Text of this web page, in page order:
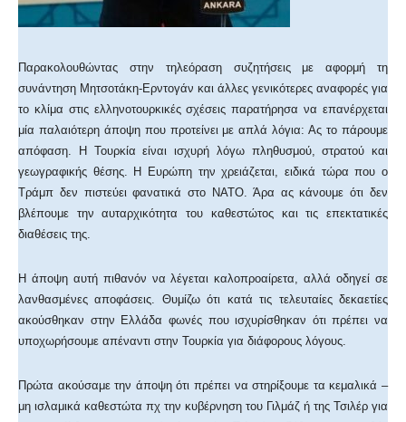
Παρακολουθώντας στην τηλεόραση συζητήσεις με αφορμή τη
συνάντηση Μητσοτάκη-Ερντογάν και άλλες γενικότερες αναφορές για
το κλίμα στις ελληνοτουρκικές σχέσεις παρατήρησα να επανέρχεται
μία παλαιότερη άποψη που προτείνει με απλά λόγια: Ας το πάρουμε
απόφαση. Η Τουρκία είναι ισχυρή λόγω πληθυσμού, στρατού και
γεωγραφικής θέσης. Η Ευρώπη την χρειάζεται, ειδικά τώρα που ο
Τράμπ δεν πιστεύει φανατικά στο ΝΑΤΟ. Άρα ας κάνουμε ότι δεν
βλέπουμε την αυταρχικότητα του καθεστώτος και τις επεκτατικές
διαθέσεις της.
Η άποψη αυτή πιθανόν να λέγεται καλοπροαίρετα, αλλά οδηγεί σε
λανθασμένες αποφάσεις. Θυμίζω ότι κατά τις τελευταίες δεκαετίες
ακούσθηκαν στην Ελλάδα φωνές που ισχυρίσθηκαν ότι πρέπει να
υποχωρήσουμε απέναντι στην Τουρκία για διάφορους λόγους.
Πρώτα ακούσαμε την άποψη ότι πρέπει να στηρίξουμε τα κεμαλικά –
μη ισλαμικά καθεστώτα πχ την κυβέρνηση του Γιλμάζ ή της Τσιλέρ για